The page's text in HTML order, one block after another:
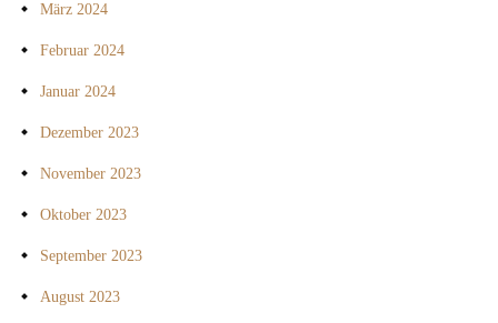
März 2024
Februar 2024
Januar 2024
Dezember 2023
November 2023
Oktober 2023
September 2023
August 2023